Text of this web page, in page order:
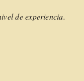
de experiencia.